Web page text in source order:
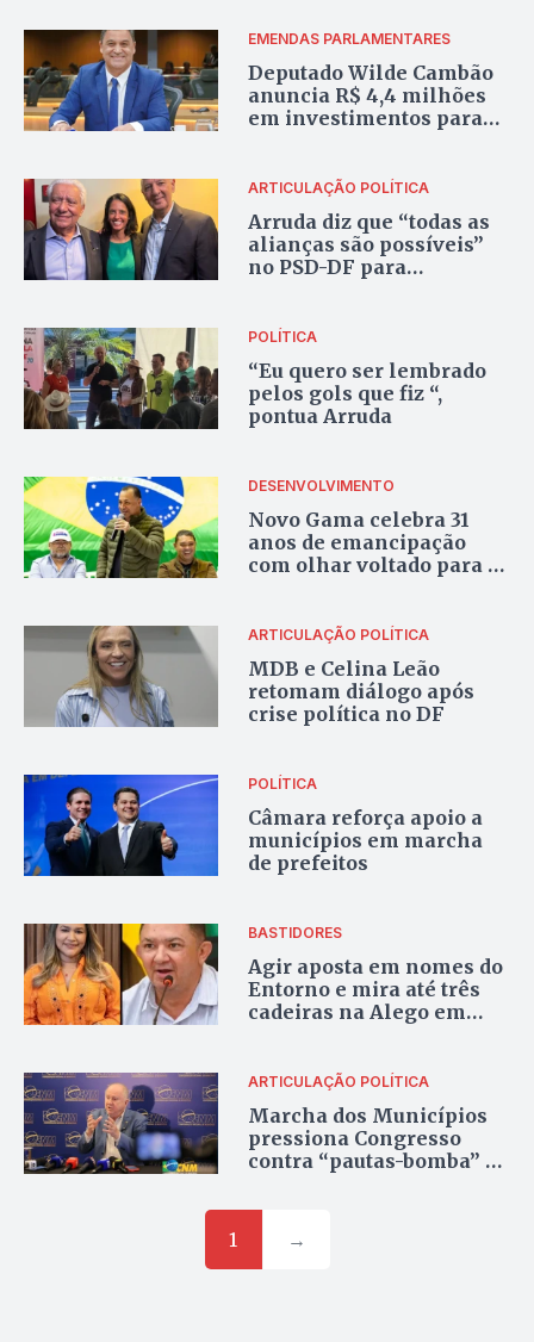
EMENDAS PARLAMENTARES
Deputado Wilde Cambão
anuncia R$ 4,4 milhões
em investimentos para
ARTICULAÇÃO POLÍTICA
Arruda diz que “todas as
alianças são possíveis”
no PSD-DF para
POLÍTICA
“Eu quero ser lembrado
pelos gols que fiz “,
pontua Arruda
DESENVOLVIMENTO
Novo Gama celebra 31
anos de emancipação
com olhar voltado para o
ARTICULAÇÃO POLÍTICA
MDB e Celina Leão
retomam diálogo após
crise política no DF
POLÍTICA
Câmara reforça apoio a
municípios em marcha
de prefeitos
BASTIDORES
Agir aposta em nomes do
Entorno e mira até três
cadeiras na Alego em
ARTICULAÇÃO POLÍTICA
Marcha dos Municípios
pressiona Congresso
contra “pautas-bomba” e
colapso nas prefeituras
1
→